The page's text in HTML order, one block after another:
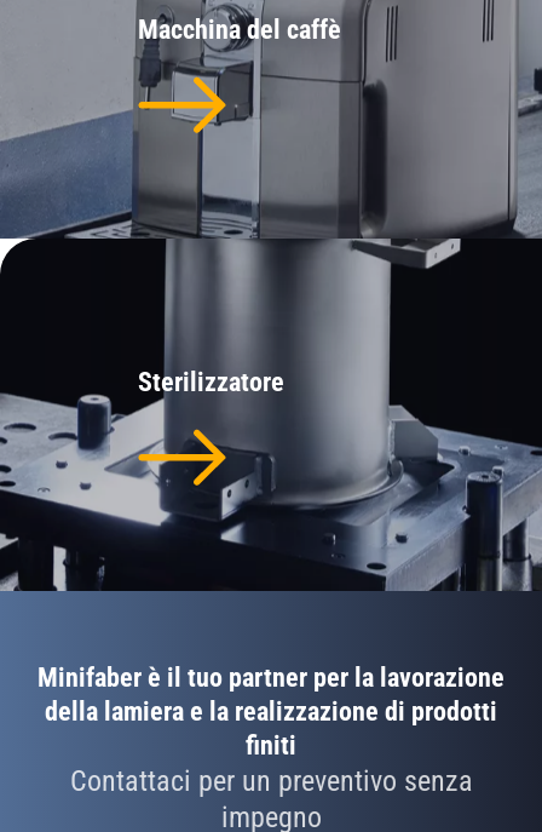
Macchina del caffè
Sterilizzatore
Minifaber è il tuo partner per la lavorazione
della lamiera e la realizzazione di prodotti
finiti
Contattaci per un preventivo senza
impegno